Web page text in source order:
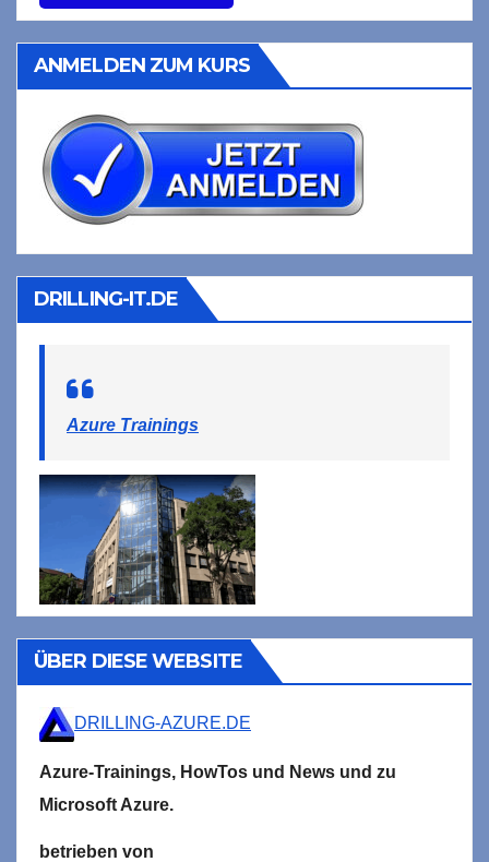
ANMELDEN ZUM KURS
DRILLING-IT.DE
Azure Trainings
ÜBER DIESE WEBSITE
DRILLING-AZURE.DE
Azure-Trainings, HowTos und News und zu
Microsoft Azure.
betrieben von